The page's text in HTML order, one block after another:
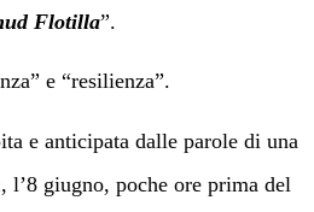
Flotilla”.
e “resilienza”.
e anticipata dalle parole di una
, l’8 giugno, poche ore prima del